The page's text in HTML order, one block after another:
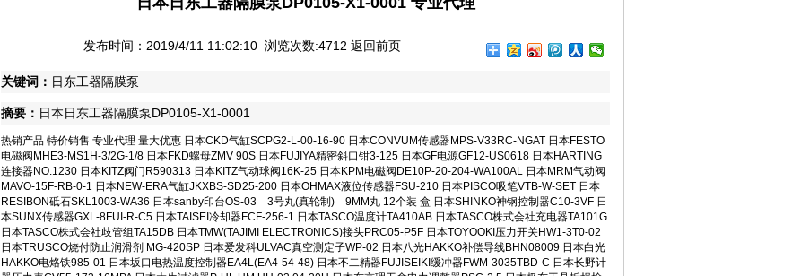
松下行程开关AZ8107特价销售 专业代理 2019-04-11 09:57
• [网站公告] 泽藤SAWA接收器AC24-H2R4特价销售 专业代理 2019-04-11 09:56
• [网站公告] 藤井DAIKEI HOOK电工安全带TRN-599-BL4- 2019-04-11 09:56
• [网站公告] 低价格东京精密 测定子 DM45505(锥形)让利销售 2019-04-11 09:56
• [网站公告] 低价格东京精密 传感器 E-DT-95-6B-C30让利销售 2019-04-11 09:56
• [网站公告] 低价格东京精密 传感器 E-DT-80SC/E-95-6B让 2019-04-11 09:56
• [最新快讯] 阿里巴巴集团CEO张勇：B2B的春天正在到来 2017-01-10 15:08
• [网站公告] 一般纳税人特别注意 2017-01-10 15:08
• [最新通知] 独家代理FAR-EAS极东60S全国一级代理 2016-08-05 14:11
• [网站公告] 独家代理FAR-EAS极东90S全国一级代理 2016-08-05 14:11
• [最新通知] 独家代理FAR-EAS极东90S全国一级代理 2016-08-05 14:10
• [最新快讯]
独家代理FAR-EAS极东90S全国一级代理 2016-08-05 14:10
发布时间：2019/4/11 11:02:10 浏览次数:4712 返回前页
关键词： 日东工器隔膜泵
摘要： 日本日东工器隔膜泵DP0105-X1-0001
热销产品 特价销售 专业代理 量大优惠 日本CKD气缸SCPG2-L-00-16-90 日本CONVUM传感器MPS-V33RC-NGAT 日本FESTO
电磁阀MHE3-MS1H-3/2G-1/8 日本FKD螺母ZMV 90S 日本FUJIYA精密斜口钳3-125 日本GF电源GF12-US0618 日本HARTING
连接器NO.1230 日本KITZ阀门R590313 日本KITZ气动球阀16K-25 日本KPM电磁阀DE10P-20-204-WA100AL 日本MRM气动阀
MAVO-15F-RB-0-1 日本NEW-ERA气缸JKXBS-SD25-200 日本OHMAX液位传感器FSU-210 日本PISCO吸笔VTB-W-SET 日本
RESIBON砥石SKL1003-WA36 日本sanby印台OS-03 3号丸(真轮制) 9MM丸 12个装 盒 日本SHINKO神钢控制器C10-3VF 日
本SUNX传感器GXL-8FUI-R-C5 日本TAISEI冷却器FCF-256-1 日本TASCO温度计TA410AB 日本TASCO株式会社充电器TA101G
日本TASCO株式会社歧管组TA15DB 日本TMW(TAJIMI ELECTRONICS)接头PRC05-P5F 日本TOYOOKI压力开关HW1-3T0-02
日本TRUSCO烧付防止润滑剂 MG-420SP 日本爱发科ULVAC真空测定子WP-02 日本八光HAKKO补偿导线BHN08009 日本白光
HAKKO电烙铁985-01 日本坂口电热温度控制器EA4L(EA4-54-48) 日本不二精器FUJISEIKI缓冲器FWM-3035TBD-C 日本长野计